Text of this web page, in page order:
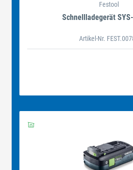
Festool
Schnellladegerät
Artikel-Nr.